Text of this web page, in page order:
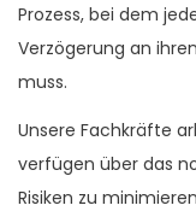
Prozess, bei dem
Verzögerung an
muss.
Unsere Fachkräfte
verfügen über das
Risiken zu